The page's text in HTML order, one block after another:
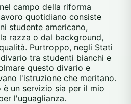
campo della riforma
quotidiano consiste
studente americano,
razza o dal background,
Purtroppo, negli Stati
tra studenti bianchi e
questo divario e
l'istruzione che meritano.
un servizio sia per il mio
l'uguaglianza.